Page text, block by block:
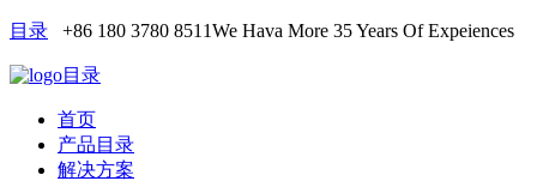
目录 +86 180 3780 8511We Hava More 35 Years Of Expeiences
目录
首页
产品目录
解决方案